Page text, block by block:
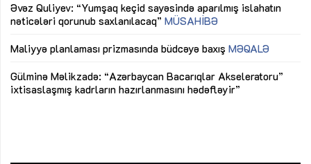
Əvəz Quliyev: “Yumşaq keçid sayəsində aparılmış islahatın
nəticələri qorunub saxlanılacaq” MÜSAHİBƏ
Maliyyə planlaması prizmasında büdcəyə baxış MƏQALƏ
Gülminə Məlikzadə: “Azərbaycan Bacarıqlar Akseleratoru”
ixtisaslaşmış kadrların hazırlanmasını hədəfləyir”